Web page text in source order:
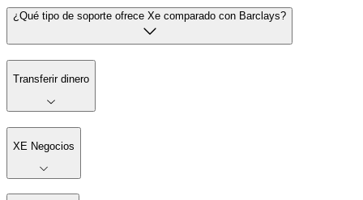
¿Qué tipo de soporte ofrece Xe comparado con Barclays?
Transferir dinero
XE Negocios